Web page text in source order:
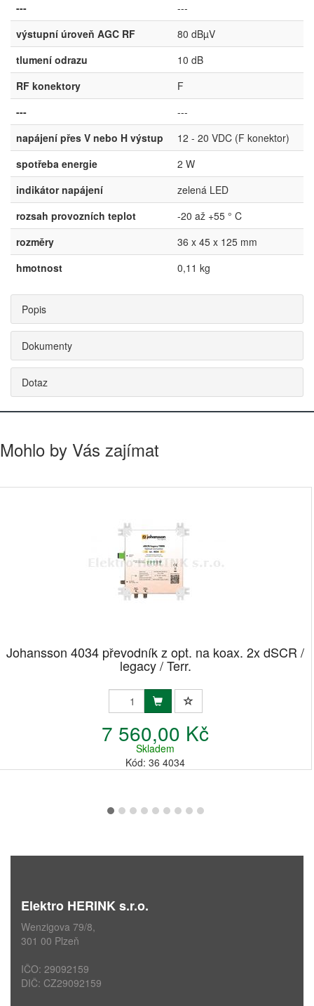
---
---
výstupní úroveň AGC RF
80 dBµV
tlumení odrazu
10 dB
RF konektory
F
---
---
napájení přes V nebo H výstup
12 - 20 VDC (F konektor)
spotřeba energie
2 W
indikátor napájení
zelená LED
rozsah provozních teplot
-20 až +55 ° C
rozměry
36 x 45 x 125 mm
hmotnost
0,11 kg
Popis
Dokumenty
Dotaz
Mohlo by Vás zajímat
Johansson 4034 převodník z opt. na koax. 2x dSCR /
legacy / Terr.
7 560,00 Kč
Skladem
Kód: 36 4034
Elektro HERINK s.r.o.
Wenzigova 79/8,
301 00 Plzeň
IČO: 29092159
DIČ: CZ29092159